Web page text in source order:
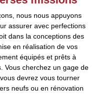
nous nous appuyons
assurer avec perfections
dans la conceptions des
en réalisation de vos
équipés et prêts à
Vous cherchez un gage de
devrez vous tourner
neufs ou en rénovation